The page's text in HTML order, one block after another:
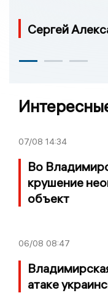
Сергей
07/08 14:34
Во
крушение
объект
06/08 08:47
атаке